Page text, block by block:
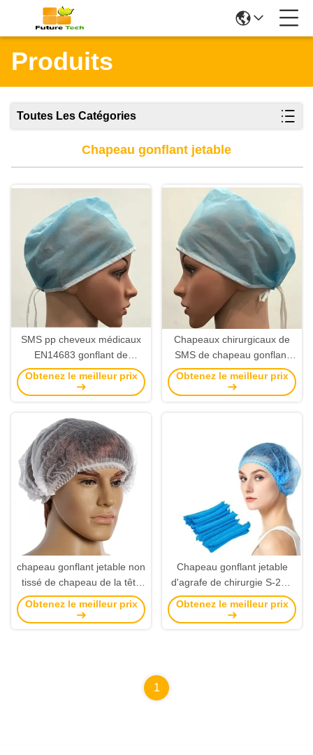
Produits
Toutes Les Catégories
Chapeau gonflant jetable
SMS pp cheveux médicaux
EN14683 gonflant de
chapeau gonflant jetable de
64 x de 13cm
Obtenez le meilleur prix
Chapeaux chirurgicaux de
SMS de chapeau gonflant
jetable médical insipide pour
des médecins
Obtenez le meilleur prix
chapeau gonflant jetable non
tissé de chapeau de la tête
14gsm avec la bande
élastique 18in 19in
Obtenez le meilleur prix
Chapeau gonflant jetable
d'agrafe de chirurgie S-2XL
élastique non tissé pour
médical
Obtenez le meilleur prix
1